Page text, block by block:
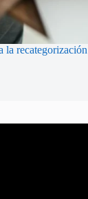
la recategorización